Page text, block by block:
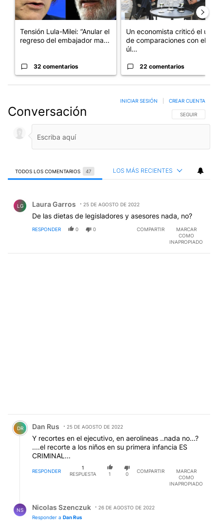
Tensión Lula-Milei: “Anular el
regreso del embajador ma...
32 comentarios
Un economista criticó el uso
de comparaciones con el
úl...
22 comentarios
Conversación SIGA ESTA
SEGUIR
INICIAR SESIÓN CREAR CUENTA
TODOS LOS COMENTARIOS 47 LOS MÁS RECIENTES
LG Laura Garros 25 DE AGOSTO DE 2022
De las dietas de legisladores y asesores nada, no?
RESPONDER 0 0 COMPARTIR
MARCAR
COMO
INAPROPIADO
Comentario de Dan Rus.
DR Dan Rus 25 DE AGOSTO DE 2022
Y recortes en el ejecutivo, en aerolineas ..nada no...?
....el recorte a los niños en su primera infancia ES
CRIMINAL...
RESPONDER
1
RESPUESTA
1 0
COMPARTIR
MARCAR
COMO
INAPROPIADO
NS Nicolas Szenczuk
26 DE AGOSTO DE 2022
Responder a Dan Rus